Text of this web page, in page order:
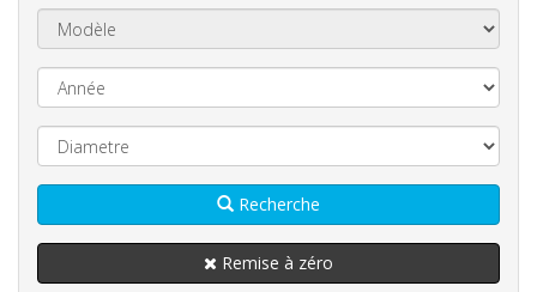
Recherche
Remise à zéro